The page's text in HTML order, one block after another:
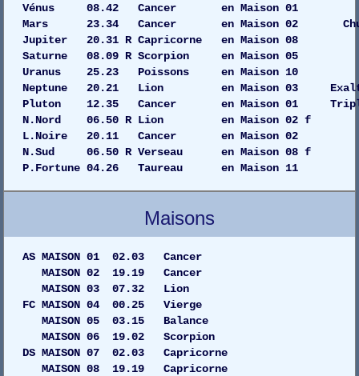
Vénus 08.42 Cancer en
Mars 23.34 Cancer en Maison 02
Jupiter 20.31 R Capricorne en
Saturne 08.09 R Scorpion en
Uranus 25.23 Poissons en
Neptune 20.21 Lion en Maison 03
Pluton 12.35 Cancer en Maison 01
N.Nord 06.50 R Lion en Maison 02 f
L.Noire 20.11 Cancer en Maison 02
N.Sud 06.50 R Verseau en Maison 08 f
P.Fortune 04.26 Taureau en Maison 11
Maisons
AS MAISON 01 02.03 Cancer
MAISON 02 19.19 Cancer
MAISON 03 07.32 Lion
FC MAISON 04 00.25 Vierge
MAISON 05 03.15 Balance
MAISON 06 19.02 Scorpion
DS MAISON 07 02.03 Capricorne
MAISON 08 19.19 Capricorne